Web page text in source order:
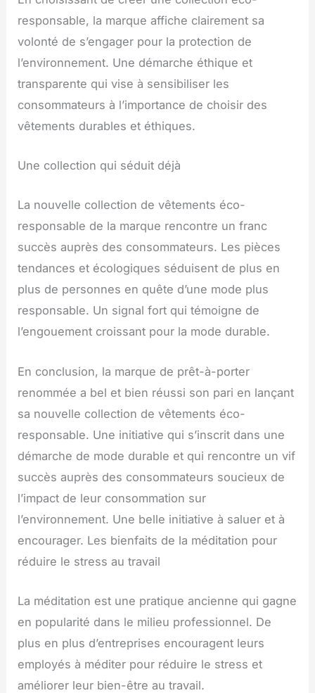
responsable, la marque affiche clairement sa
volonté de s’engager pour la protection de
l’environnement. Une démarche éthique et
transparente qui vise à sensibiliser les
consommateurs à l’importance de choisir des
vêtements durables et éthiques.
Une collection qui séduit déjà
La nouvelle collection de vêtements éco-
responsable de la marque rencontre un franc
succès auprès des consommateurs. Les pièces
tendances et écologiques séduisent de plus en
plus de personnes en quête d’une mode plus
responsable. Un signal fort qui témoigne de
l’engouement croissant pour la mode durable.
En conclusion, la marque de prêt-à-porter
renommée a bel et bien réussi son pari en lançant
sa nouvelle collection de vêtements éco-
responsable. Une initiative qui s’inscrit dans une
démarche de mode durable et qui rencontre un vif
succès auprès des consommateurs soucieux de
l’impact de leur consommation sur
l’environnement. Une belle initiative à saluer et à
encourager. Les bienfaits de la méditation pour
réduire le stress au travail
La méditation est une pratique ancienne qui gagne
en popularité dans le milieu professionnel. De
plus en plus d’entreprises encouragent leurs
employés à méditer pour réduire le stress et
améliorer leur bien-être au travail.